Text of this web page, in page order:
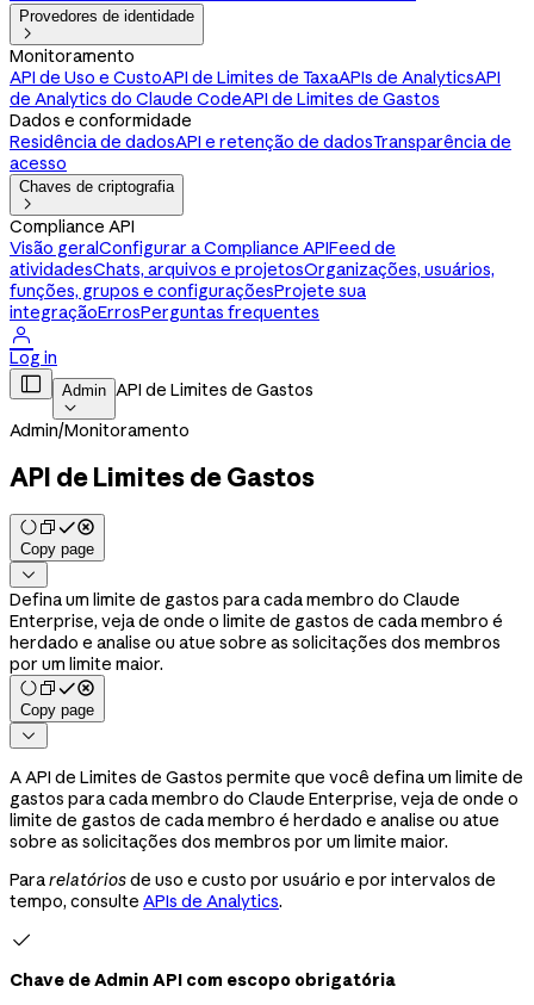
Provedores de identidade

Monitoramento
API de Uso e CustoAPI de Limites de TaxaAPIs de AnalyticsAPI
de Analytics do Claude CodeAPI de Limites de Gastos
Dados e conformidade
Residência de dadosAPI e retenção de dadosTransparência de
acesso
Chaves de criptografia

Compliance API
Visão geralConfigurar a Compliance APIFeed de
atividadesChats, arquivos e projetosOrganizações, usuários,
funções, grupos e configuraçõesProjete sua
integraçãoErrosPerguntas frequentes

Log in
 Admin

API de Limites de Gastos
Admin/Monitoramento
API de Limites de Gastos
Copy page

Defina um limite de gastos para cada membro do Claude
Enterprise, veja de onde o limite de gastos de cada membro é
herdado e analise ou atue sobre as solicitações dos membros
por um limite maior.
Copy page

A API de Limites de Gastos permite que você defina um limite de
gastos para cada membro do Claude Enterprise, veja de onde o
limite de gastos de cada membro é herdado e analise ou atue
sobre as solicitações dos membros por um limite maior.
Pararelatóriosde uso e custo por usuário e por intervalos de
tempo, consulte APIs de Analytics.

Chave de Admin API com escopo obrigatória